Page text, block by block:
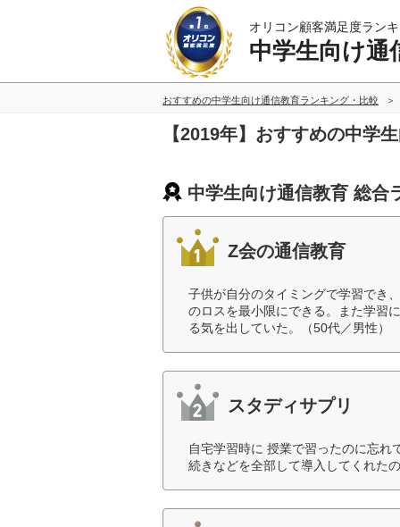
オリコン顧客満足度ラン
中学生向け通
おすすめの中学生向け通信教育ランキング・比較
【2019年】おすすめの中学
中学生向け通信教育 総合
Z会の通信教育
子供が自分のタイミングで学習でき
のロスを最小限にできる。また学習
る気を出していた。（50代／男性）
スタディサプリ
自宅学習時に 授業で習ったのに忘
続きなどを全部して導入してくれた